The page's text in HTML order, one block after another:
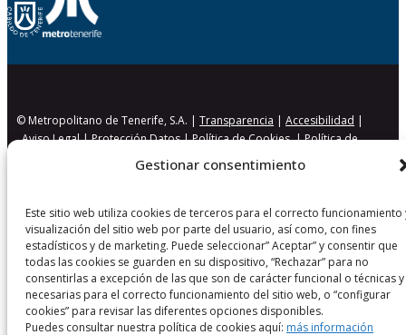
Gestionar consentimiento
Este sitio web utiliza cookies de terceros para el correcto funcionamiento
visualización del sitio web por parte del usuario, así como, con fines
estadísticos y de marketing. Puede seleccionar” Aceptar” y consentir que
todas las cookies se guarden en su dispositivo, “Rechazar” para no
consentirlas a excepción de las que son de carácter funcional o técnicas y
necesarias para el correcto funcionamiento del sitio web, o “configurar
cookies” para revisar las diferentes opciones disponibles.
Puedes consultar nuestra política de cookies aquí: más información
© Metropolitano de Tenerife, S.A. |Transparencia |Accesibilidad |
Aviso Legal|Protección Datos|Política de Cookies|Política de
Seguridad